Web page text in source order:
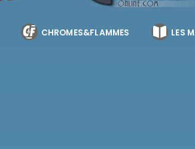
CHROMES&FLAMMES LES